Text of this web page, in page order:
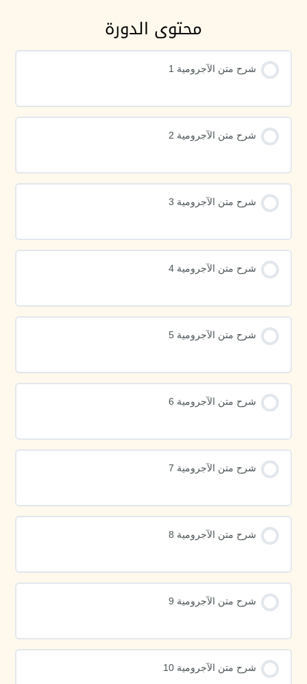
محتوى الدورة
شرح متن الآجرومية 1
شرح متن الآجرومية 2
شرح متن الآجرومية 3
شرح متن الآجرومية 4
شرح متن الآجرومية 5
شرح متن الآجرومية 6
شرح متن الآجرومية 7
شرح متن الآجرومية 8
شرح متن الآجرومية 9
شرح متن الآجرومية 10